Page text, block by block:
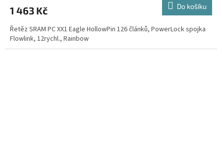
1 463 Kč Do košíku
Řetěz SRAM PC XX1 Eagle HollowPin 126 článků, PowerLock spojka
Flowlink, 12rychl., Rainbow